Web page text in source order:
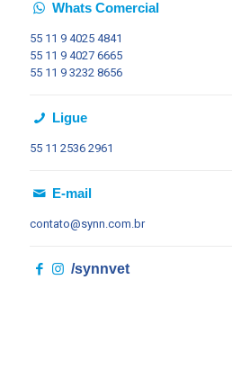
Whats Comercial
55 11 9 4025 4841
55 11 9 4027 6665
55 11 9 3232 8656
Ligue
55 11 2536 2961
E-mail
contato@synn.com.br
/synnvet